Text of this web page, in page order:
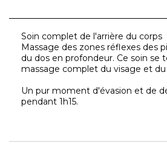
Soin complet de l'arrière du corps
Massage des zones réflexes des
du dos en profondeur. Ce soin se
massage complet du visage et
Un pur moment d'évasion et de
pendant 1h15.